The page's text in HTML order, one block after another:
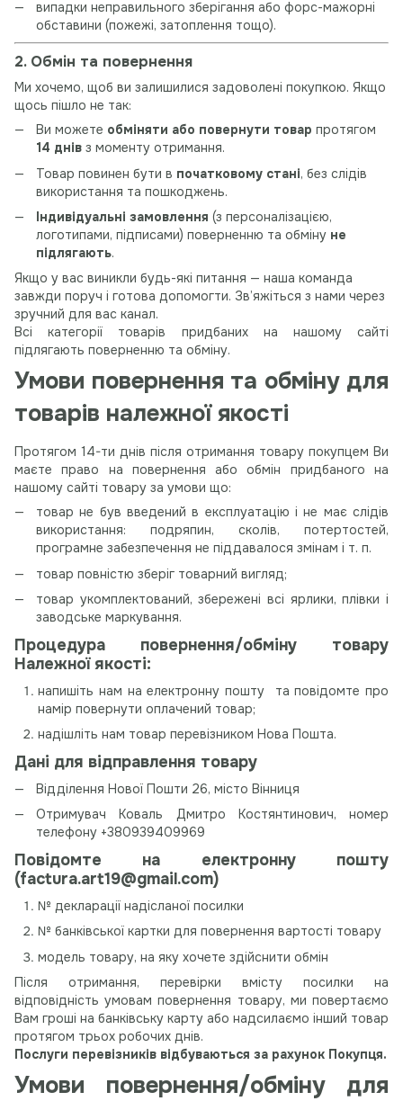
випадки неправильного зберігання або форс-мажорні
обставини (пожежі, затоплення тощо).
2. Обмін та повернення
Ми хочемо, щоб ви залишилися задоволені покупкою. Якщо
щось пішло не так:
Ви можете обміняти або повернути товар протягом
14 днів з моменту отримання.
Товар повинен бути в початковому стані, без слідів
використання та пошкоджень.
Індивідуальні замовлення (з персоналізацією,
логотипами, підписами) поверненню та обміну не
підлягають.
Якщо у вас виникли будь-які питання — наша команда
завжди поруч і готова допомогти. Зв’яжіться з нами через
зручний для вас канал.
Всі категорії товарів придбаних на нашому сайті
підлягають поверненню та обміну.
Умови повернення та обміну для
товарів належної якості
Протягом 14-ти днів після отримання товару покупцем Ви
маєте право на повернення або обмін придбаного на
нашому сайті товару за умови що:
товар не був введений в експлуатацію і не має слідів
використання: подряпин, сколів, потертостей,
програмне забезпечення не піддавалося змінам і т. п.
товар повністю зберіг товарний вигляд;
товар укомплектований, збережені всі ярлики, плівки і
заводське маркування.
Процедура повернення/обміну товару
Належної якості:
напишіть нам на електронну пошту та повідомте про
намір повернути оплачений товар;
надішліть нам товар перевізником Нова Пошта.
Дані для відправлення товару
Відділення Нової Пошти 26, місто Вінниця
Отримувач Коваль Дмитро Костянтинович, номер
телефону +380939409969
Повідомте на електронну пошту
(factura.art19@gmail.com)
№ декларації надісланої посилки
№ банківської картки для повернення вартості товару
модель товару, на яку хочете здійснити обмін
Після отримання, перевірки вмісту посилки на
відповідність умовам повернення товару, ми повертаємо
Вам гроші на банківську карту або надсилаємо інший товар
протягом трьох робочих днів.
Послуги перевізників відбуваються за рахунок Покупця.
Умови повернення/обміну для